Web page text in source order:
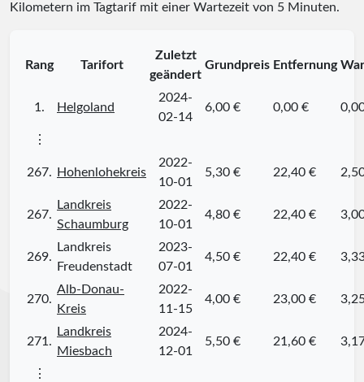
Kilometern im Tagtarif mit einer Wartezeit von 5 Minuten.
Rang Tarifort
Zuletzt
geändert
Grundpreis Entfernung
1. Helgoland
2024-
02-14
6,00 € 0,00 €
⋮
267. Hohenlohekreis
2022-
10-01
5,30 € 22,40 €
267.
Landkreis
Schaumburg
2022-
10-01
4,80 € 22,40 €
269.
Landkreis
Freudenstadt
2023-
07-01
4,50 € 22,40 €
270.
Alb-Donau-
Kreis
2022-
11-15
4,00 € 23,00 €
271.
Landkreis
Miesbach
2024-
12-01
5,50 € 21,60 €
⋮